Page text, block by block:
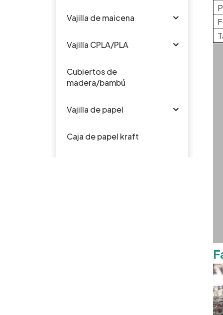
Vajilla de maicena
Vajilla CPLA/PLA
Cubiertos de
madera/bambú
Vajilla de papel
Caja de papel kraft